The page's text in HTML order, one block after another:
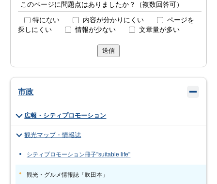
このページに問題点はありましたか？（複数回答可）
特にない 内容が分かりにくい
ページを
探しにくい
情報が少ない 文章量が多い
送信
市政
広報・シティプロモーション
観光マップ・情報誌
シティプロモーション冊子"suitable life"
観光・グルメ情報誌「吹田本」